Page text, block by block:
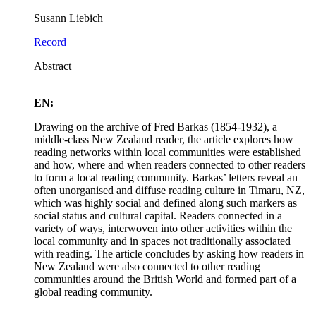
Susann Liebich
Record
Abstract
EN:
Drawing on the archive of Fred Barkas (1854-1932), a
middle-class New Zealand reader, the article explores how
reading networks within local communities were established
and how, where and when readers connected to other readers
to form a local reading community. Barkas’ letters reveal an
often unorganised and diffuse reading culture in Timaru, NZ,
which was highly social and defined along such markers as
social status and cultural capital. Readers connected in a
variety of ways, interwoven into other activities within the
local community and in spaces not traditionally associated
with reading. The article concludes by asking how readers in
New Zealand were also connected to other reading
communities around the British World and formed part of a
global reading community.